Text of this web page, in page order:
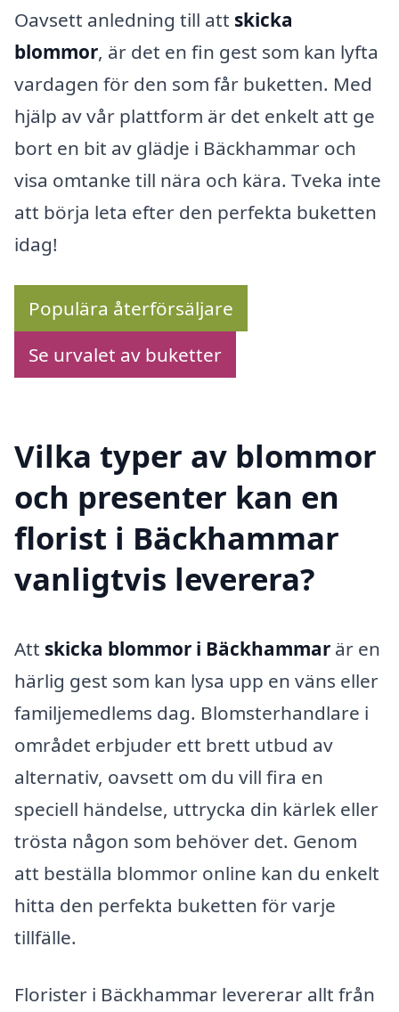
Oavsett anledning till att skicka
blommor, är det en fin gest som kan lyfta
vardagen för den som får buketten. Med
hjälp av vår plattform är det enkelt att ge
bort en bit av glädje i Bäckhammar och
visa omtanke till nära och kära. Tveka inte
att börja leta efter den perfekta buketten
idag!
Populära återförsäljare
Se urvalet av buketter
Vilka typer av blommor
och presenter kan en
florist i Bäckhammar
vanligtvis leverera?
Att skicka blommor i Bäckhammar är en
härlig gest som kan lysa upp en väns eller
familjemedlems dag. Blomsterhandlare i
området erbjuder ett brett utbud av
alternativ, oavsett om du vill fira en
speciell händelse, uttrycka din kärlek eller
trösta någon som behöver det. Genom
att beställa blommor online kan du enkelt
hitta den perfekta buketten för varje
tillfälle.
Florister i Bäckhammar levererar allt från